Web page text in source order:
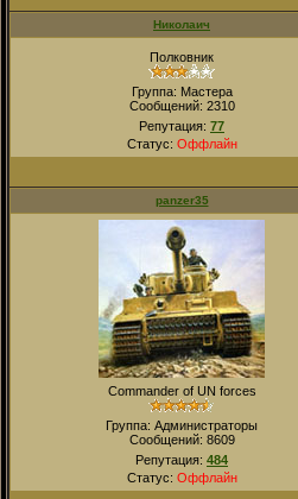
Николаич
Полковник
Группа: Мастера
Сообщений: 2310
Репутация: 77
Статус: Оффлайн
panzer35
Commander of UN forces
Группа: Администраторы
Сообщений: 8609
Репутация: 484
Статус: Оффлайн